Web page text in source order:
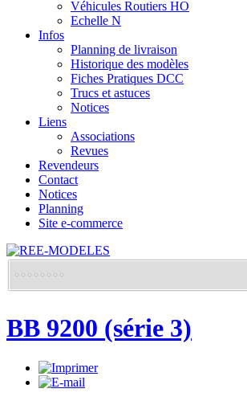
Véhicules Routiers HO
Echelle N
Infos
Planning de livraison
Historique des modèles
Fiches Pratiques DCC
Trucs et astuces
Notices
Liens
Associations
Revues
Revendeurs
Contact
Notices
Planning
Site e-commerce
BB 9200 (série 3)